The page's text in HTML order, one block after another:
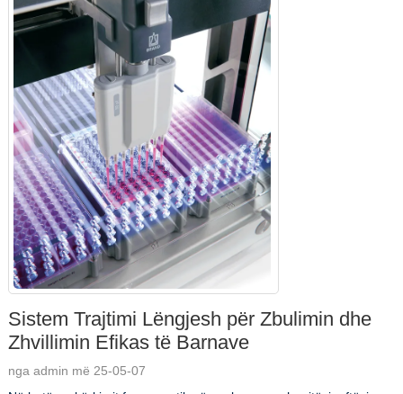
Sistem Trajtimi Lëngjesh për Zbulimin dhe
Zhvillimin Efikas të Barnave
nga admin më 25-05-07